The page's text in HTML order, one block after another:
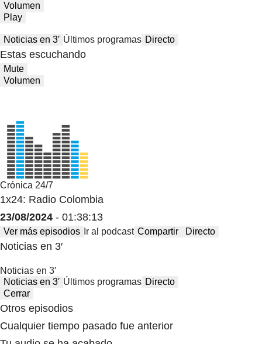
Volumen
Play
Noticias en 3′ Últimos programas Directo
Estas escuchando
Mute
Volumen
Crónica 24/7
1x24: Radio Colombia
23/08/2024 - 01:38:13
Ver más episodios Ir al podcast Compartir Directo
Noticias en 3′
Noticias en 3′
Noticias en 3′ Últimos programas Directo
Cerrar
Otros episodios
Cualquier tiempo pasado fue anterior